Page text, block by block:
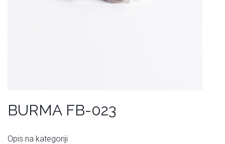
BURMA FB-023
Opis na kategoriji